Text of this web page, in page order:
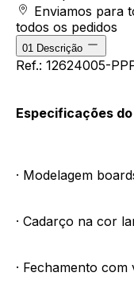
Enviamos para
todos os pedidos
01 Descrição
Ref.: 12624005-
Especificações
· Modelagem
· Cadarço na cor
· Fechamento com